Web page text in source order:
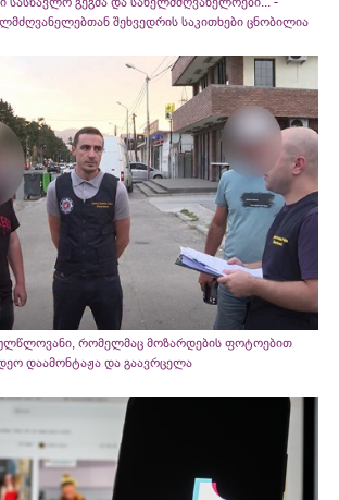
შეხვედრის საკითხები ცნობილია
რომელმაც მოზარდების ფოტოებით
დაამონტაჟა და გაავრცელა